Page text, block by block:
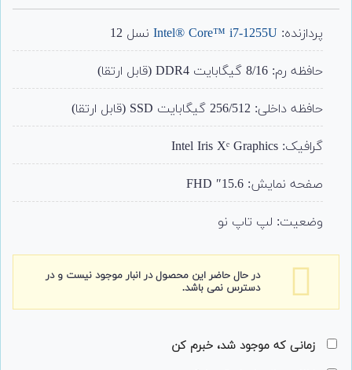
امتیاز
مشتری
پردازنده: Intel® Core™ i7-1255Uنسل 12
حافظه رم: 8/16 گیگابایت DDR4 (قابل ارتقا)
حافظه داخلی: 256/512 گیگابایت SSD (قابل ارتقا)
گرافیک: Intel Iris Xᵉ Graphics
صفحه نمایش: 15.6″ FHD
وضعیت: لپ تاپ نو
در حال حاضر این محصول در انبار موجود نیست و در
دسترس نمی باشد.
زمانی که موجود شد، خبرم کن